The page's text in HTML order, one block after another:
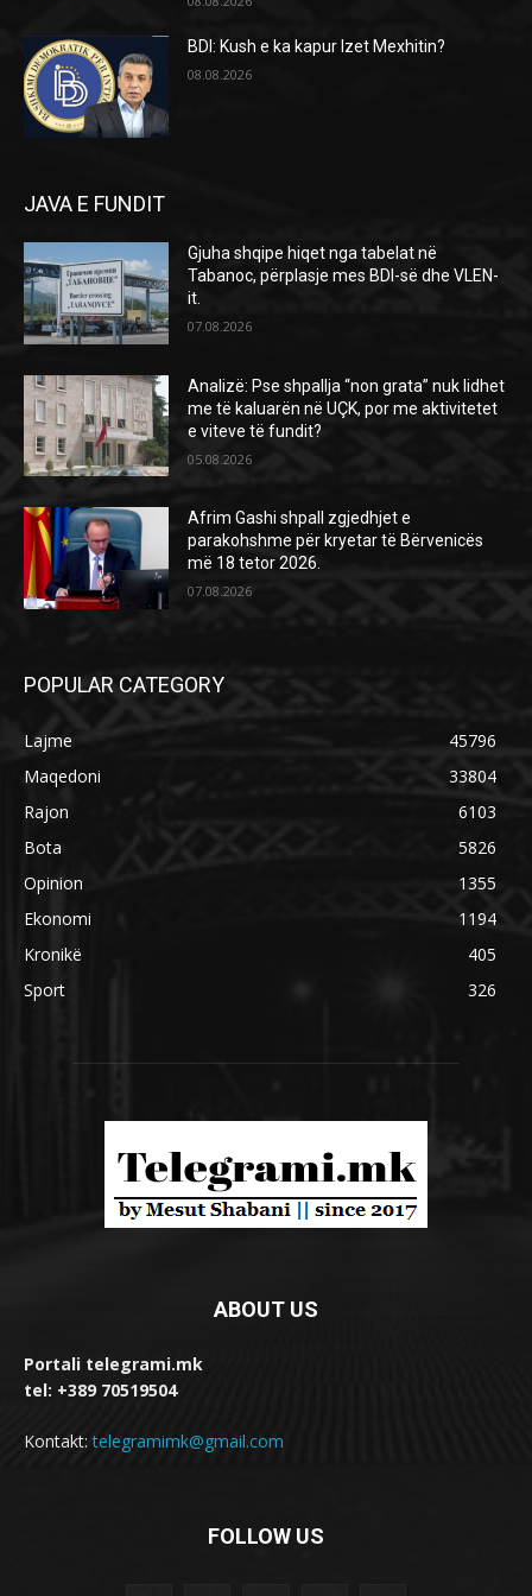
BDI: Kush e ka kapur Izet Mexhitin?
08.08.2026
JAVA E FUNDIT
Gjuha shqipe hiqet nga tabelat në
Tabanoc, përplasje mes BDI-së dhe VLEN-
it.
07.08.2026
Analizë: Pse shpallja “non grata” nuk lidhet
me të kaluarën në UÇK, por me aktivitetet
e viteve të fundit?
05.08.2026
Afrim Gashi shpall zgjedhjet e
parakohshme për kryetar të Bërvenicës
më 18 tetor 2026.
07.08.2026
POPULAR CATEGORY
Lajme
45796
Maqedoni
33804
Rajon
6103
Bota
5826
Opinion
1355
Ekonomi
1194
Kronikë
405
Sport
326
ABOUT US
Portali telegrami.mk
tel: +389 70519504
Kontakt:telegramimk@gmail.com
FOLLOW US